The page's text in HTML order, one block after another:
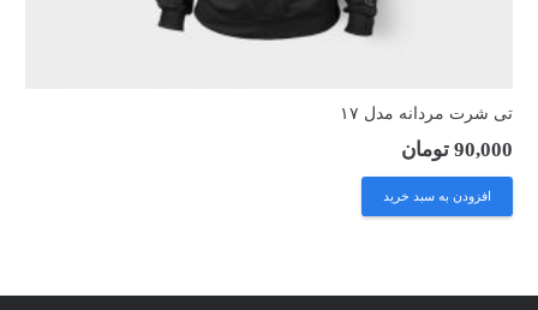
تی شرت مردانه مدل ۱۷
90,000 تومان
افزودن به سبد خرید